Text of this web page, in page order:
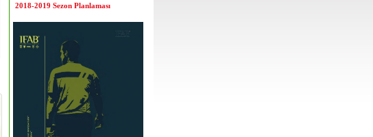
2018-2019 Sezon Planlaması